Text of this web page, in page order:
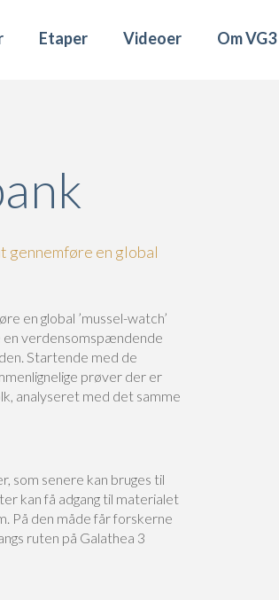
Etaper Videoer Om VG3
gennemføre en global
en global ’mussel-watch’
en verdensomspændende
Startende med de
prøver der er
analyseret med det samme
som senere kan bruges til
kan få adgang til materialet
På den måde får forskerne
ruten på Galathea 3